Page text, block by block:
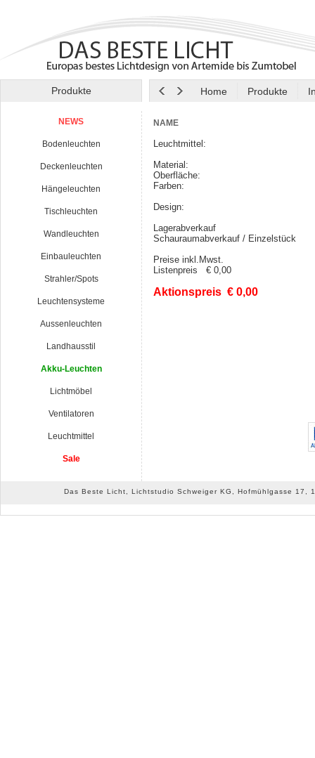
Produkte Home Produkte
NEWS
Bodenleuchten
Deckenleuchten
Hängeleuchten
Tischleuchten
Wandleuchten
Einbauleuchten
Strahler/Spots
Leuchtensysteme
Aussenleuchten
Landhausstil
Akku-Leuchten
Lichtmöbel
Ventilatoren
Leuchtmittel
Sale
NAME
Leuchtmittel:
Material:
Oberfläche:
Farben:
Design:
Lagerabverkauf
Schauraumabverkauf / Einzelstück
Preise inkl.Mwst.
Listenpreis € 0,00
Aktionspreis € 0,00
Das Beste Licht, Lichtstudio Schweiger KG, Hofmühlgasse